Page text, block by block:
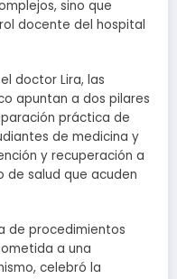
sino que
docente del hospital
doctor Lira, las
apuntan a dos pilares
práctica de
de medicina y
y recuperación a
de salud que acuden
de procedimientos
a una
celebró la